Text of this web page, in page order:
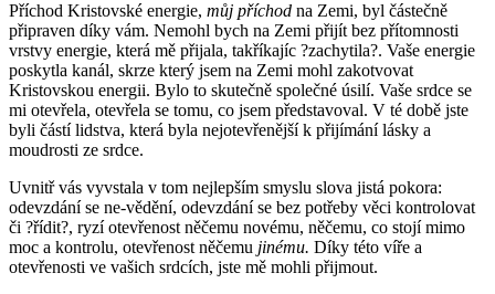
Příchod Kristovské energie, můj příchod na Zemi, byl částečně
připraven díky vám. Nemohl bych na Zemi přijít bez přítomnosti
vrstvy energie, která mě přijala, takříkajíc ?zachytila?. Vaše energie
poskytla kanál, skrze který jsem na Zemi mohl zakotvovat
Kristovskou energii. Bylo to skutečně společné úsilí. Vaše srdce se
mi otevřela, otevřela se tomu, co jsem představoval. V té době jste
byli částí lidstva, která byla nejotevřenější k přijímání lásky a
moudrosti ze srdce.
Uvnitř vás vyvstala v tom nejlepším smyslu slova jistá pokora:
odevzdání se ne-vědění, odevzdání se bez potřeby věci kontrolovat
či ?řídit?, ryzí otevřenost něčemu novému, něčemu, co stojí mimo
moc a kontrolu, otevřenost něčemu jinému. Díky této víře a
otevřenosti ve vašich srdcích, jste mě mohli přijmout.